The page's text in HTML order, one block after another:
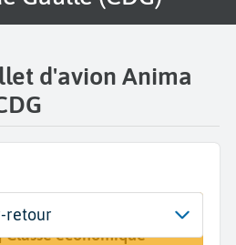
d'avion Anima
de Gaulle (CDG)
voyage
Classe
Classe économique
retour